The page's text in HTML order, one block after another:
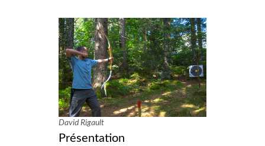
David Rigault
Présentation